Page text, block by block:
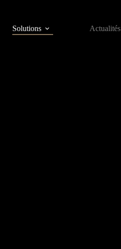
Solutions Actualités